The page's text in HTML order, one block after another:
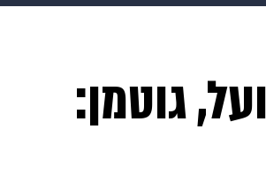
פרויקטים מיוחדים
גוטמן: